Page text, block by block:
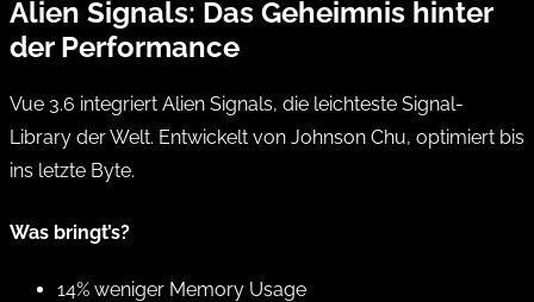
Alien Signals: Das Geheimnis hinter
der Performance
Vue 3.6 integriert Alien Signals, die leichteste Signal-
Library der Welt. Entwickelt von Johnson Chu, optimiert bis
ins letzte Byte.
Was bringt’s?
14% weniger Memory Usage